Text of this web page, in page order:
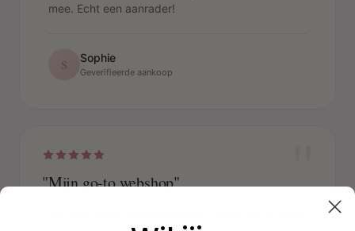
mee. Echt een aanrader!
S Sophie
Geverifieerde aankoop
"
"Mijn go-to webshop"